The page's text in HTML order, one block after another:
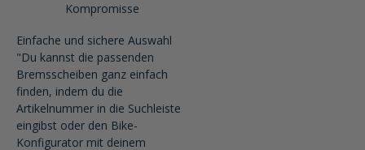
Kompromisse
Einfache und sichere Auswahl
"Du kannst die passenden
Bremsscheiben ganz einfach
finden, indem du die
Artikelnummer in die Suchleiste
eingibst oder den Bike-
Konfigurator mit deinem